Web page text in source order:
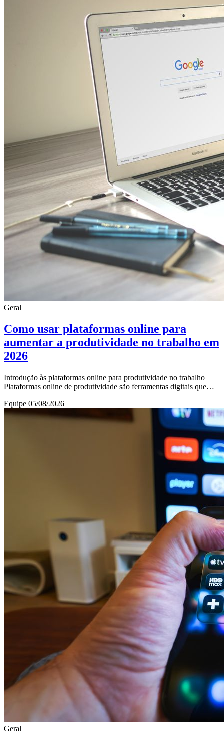
Geral
Como usar plataformas online para
aumentar a produtividade no trabalho em
2026
Introdução às plataformas online para produtividade no trabalho
Plataformas online de produtividade são ferramentas digitais que
Equipe 05/08/2026
Geral